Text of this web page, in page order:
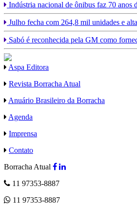
Indústria nacional de ônibus faz 70 anos
Julho fecha com 264,8 mil unidades e
Sabó é reconhecida pela GM como
Aspa Editora
Revista Borracha Atual
Anuário Brasileiro da Borracha
Agenda
Imprensa
Contato
Borracha Atual
11 97353-8887
11 97353-8887